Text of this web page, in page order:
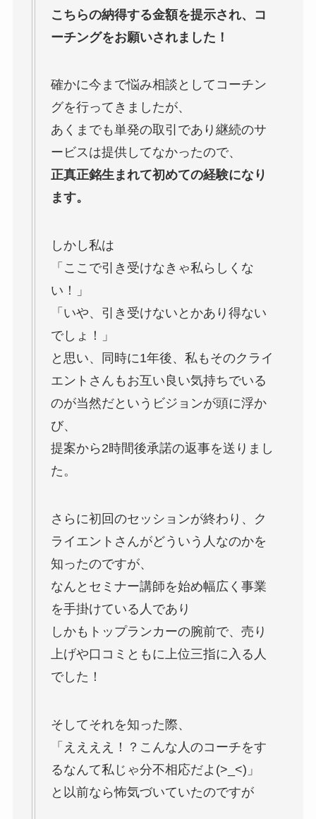
こちらの納得する金額を提示され、コ
ーチングをお願いされました！
確かに今まで悩み相談としてコーチン
グを行ってきましたが、
あくまでも単発の取引であり継続のサ
ービスは提供してなかったので、
正真正銘生まれて初めての経験になり
ます。
しかし私は
「ここで引き受けなきゃ私らしくな
い！」
「いや、引き受けないとかあり得ない
でしょ！」
と思い、同時に1年後、私もそのクライ
エントさんもお互い良い気持ちでいる
のが当然だというビジョンが頭に浮か
び、
提案から2時間後承諾の返事を送りまし
た。
さらに初回のセッションが終わり、ク
ライエントさんがどういう人なのかを
知ったのですが、
なんとセミナー講師を始め幅広く事業
を手掛けている人であり
しかもトップランカーの腕前で、売り
上げや口コミともに上位三指に入る人
でした！
そしてそれを知った際、
「ええええ！？こんな人のコーチをす
るなんて私じゃ分不相応だよ(>_<)」
と以前なら怖気づいていたのですが